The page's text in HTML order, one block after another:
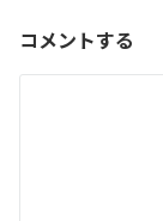
コメントする